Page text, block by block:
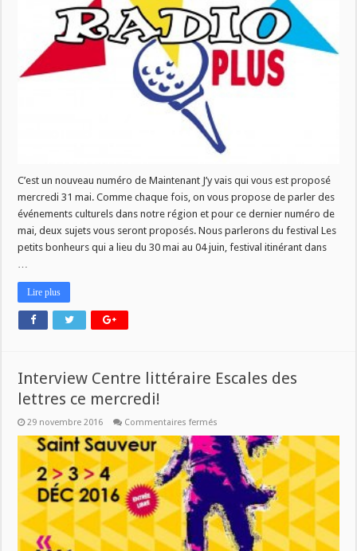
bonheurs
en
musique
C’est un nouveau numéro de Maintenant J’y vais qui vous est proposé
mercredi 31 mai. Comme chaque fois, on vous propose de parler des
événements culturels dans notre région et pour ce dernier numéro de
mai, deux sujets vous seront proposés. Nous parlerons du festival Les
petits bonheurs qui a lieu du 30 mai au 04 juin, festival itinérant dans
…
Lire plus
Interview Centre littéraire Escales des
lettres ce mercredi!
29 novembre 2016 Commentaires fermés
Centre
littéraire
Escales
des
lettres
mercredi!